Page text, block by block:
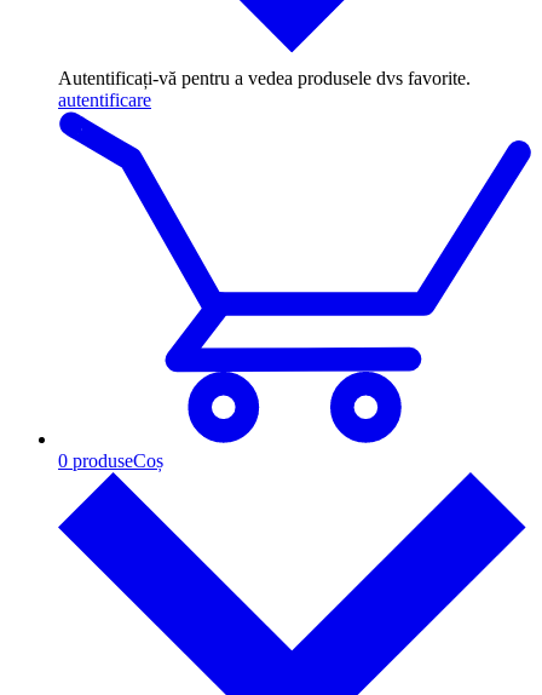
Autentificați-vă pentru a vedea produsele dvs favorite.
autentificare
0 produseCoș